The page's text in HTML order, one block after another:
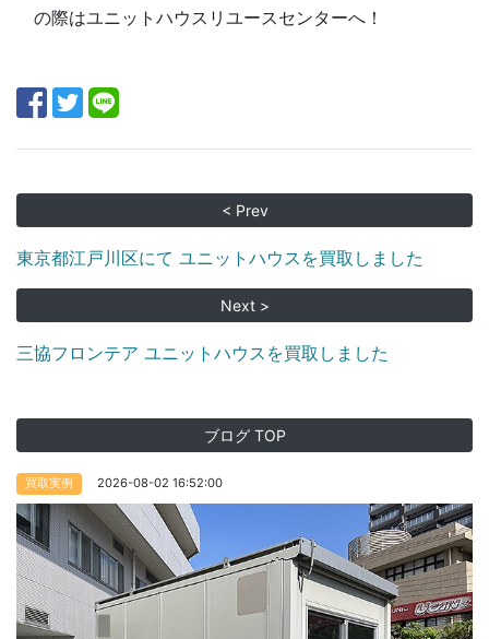
の際はユニットハウスリユースセンターへ！
< Prev
東京都江戸川区にて ユニットハウスを買取しました
Next >
三協フロンテア ユニットハウスを買取しました
ブログ TOP
買取実例 2026-08-02 16:52:00